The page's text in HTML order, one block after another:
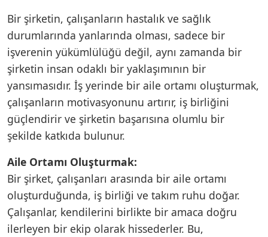
Bir şirketin, çalışanların hastalık ve sağlık
durumlarında yanlarında olması, sadece bir
işverenin yükümlülüğü değil, aynı zamanda bir
şirketin insan odaklı bir yaklaşımının bir
yansımasıdır. İş yerinde bir aile ortamı oluşturmak,
çalışanların motivasyonunu artırır, iş birliğini
güçlendirir ve şirketin başarısına olumlu bir
şekilde katkıda bulunur.
Aile Ortamı Oluşturmak:
Bir şirket, çalışanları arasında bir aile ortamı
oluşturduğunda, iş birliği ve takım ruhu doğar.
Çalışanlar, kendilerini birlikte bir amaca doğru
ilerleyen bir ekip olarak hissederler. Bu,